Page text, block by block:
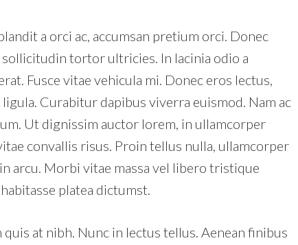
a orci ac, accumsan pretium orci. Donec
tortor ultricies. In lacinia odio a
Fusce vitae vehicula mi. Donec eros lectus,
Curabitur dapibus viverra euismod. Nam ac
Ut dignissim auctor lorem, in ullamcorper
convallis risus. Proin tellus nulla, ullamcorper
arcu. Morbi vitae massa vel libero tristique
platea dictumst.
at nibh. Nunc in lectus tellus. Aenean finibus